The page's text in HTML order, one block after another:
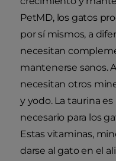
PetMD, los gatos
por sí mismos, a
necesitan
mantenerse sanos.
necesitan otros
y yodo. La taurina
necesario para los
Estas vitaminas,
darse al gato en el